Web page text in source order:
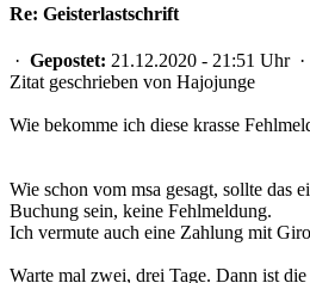
Re: Geisterlastschrift
· Gepostet: 21.12.2020 - 21:51 Uhr ·
Zitat geschrieben von Hajojunge
Wie bekomme ich diese krasse
Wie schon vom msa gesagt, sollte das
Buchung sein, keine Fehlmeldung.
Ich vermute auch eine Zahlung mit
Warte mal zwei, drei Tage. Dann ist